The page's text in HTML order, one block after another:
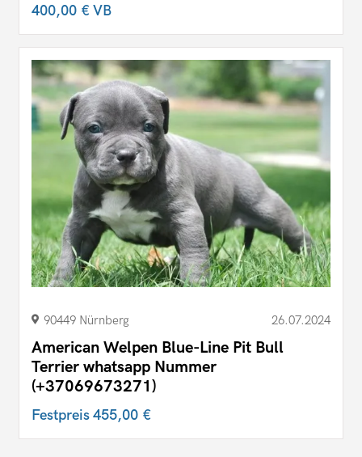
400,00 €VB
90449 Nürnberg 26.07.2024
American Welpen Blue-Line Pit Bull
Terrier whatsapp Nummer
(+37069673271)
Festpreis455,00 €